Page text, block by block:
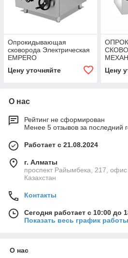
Опрокидывающая
сковорода Электрическая
EMPERO
Цену уточняйте
Цену
О нас
Рейтинг не сформирован
Менее 5 отзывов за последний
Работает с 21.08.2024
г. Алматы
проспект Райымбека, 217,
Казахстан
Контакты
Сегодня работает с 10:00 до
Показать весь график работы
О нас